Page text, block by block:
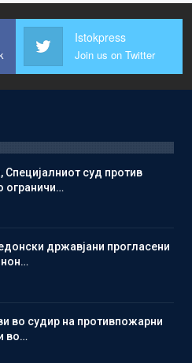
Istokpress
Join us on Twitter
Специјалниот суд против
ограничи…
државјани прогласени
нон…
во судир на противпожарни
во…